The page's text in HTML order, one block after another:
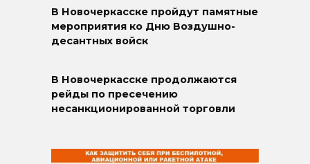
В Новочеркасске пройдут памятные
мероприятия ко Дню Воздушно-
десантных войск
В Новочеркасске продолжаются
рейды по пресечению
несанкционированной торговли